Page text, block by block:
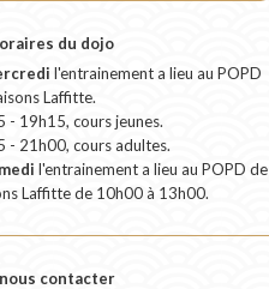
du dojo
l'entrainement a lieu au POPD
Laffitte.
- 19h15, cours jeunes.
- 21h00, cours adultes.
l'entrainement a lieu au POPD de
Laffitte de 10h00 à 13h00.
contacter